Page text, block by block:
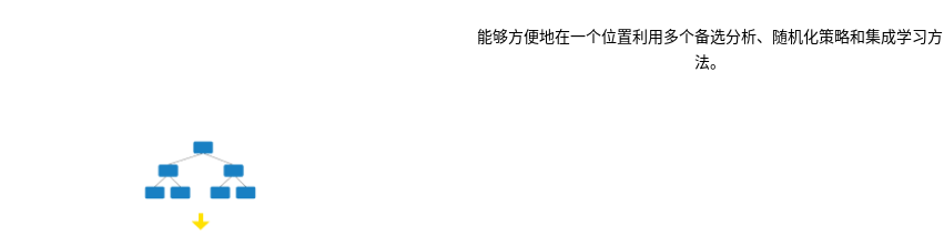
能够方便地在一个位置利用多个备选分析、随机化策略和集成学习方
法。